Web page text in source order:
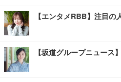
【エンタメRBB】注目の
【坂道グループニュース